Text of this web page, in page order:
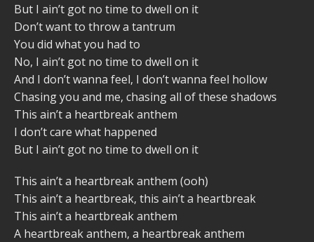
But I ain’t got no time to dwell on it
Don’t want to throw a tantrum
You did what you had to
No, I ain’t got no time to dwell on it
And I don’t wanna feel, I don’t wanna feel hollow
Chasing you and me, chasing all of these shadows
This ain’t a heartbreak anthem
I don’t care what happened
But I ain’t got no time to dwell on it
This ain’t a heartbreak anthem (ooh)
This ain’t a heartbreak, this ain’t a heartbreak
This ain’t a heartbreak anthem
A heartbreak anthem, a heartbreak anthem